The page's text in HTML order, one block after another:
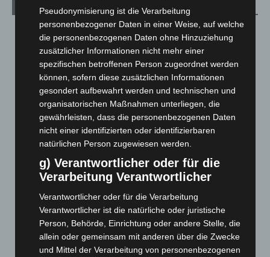
Archiv
August 2026
Juli 2026(73)
Juni 2026(139)
Mai 2026(99)
April 2026(99)
März 2026(115)
Februar 2026(109)
Januar 2026(122)
Dezember 2025(103)
November 2025(114)
Oktober 2025(112)
September 2025
August 2025(90)
Pseudonymisierung ist die Verarbeitung
personenbezogener Daten in einer Weise, auf welche
die personenbezogenen Daten ohne Hinzuziehung
zusätzlicher Informationen nicht mehr einer
spezifischen betroffenen Person zugeordnet werden
können, sofern diese zusätzlichen Informationen
gesondert aufbewahrt werden und technischen und
organisatorischen Maßnahmen unterliegen, die
gewährleisten, dass die personenbezogenen Daten
nicht einer identifizierten oder identifizierbaren
natürlichen Person zugewiesen werden.
g) Verantwortlicher oder für die
Verarbeitung Verantwortlicher
Verantwortlicher oder für die Verarbeitung
Verantwortlicher ist die natürliche oder juristische
Person, Behörde, Einrichtung oder andere Stelle, die
allein oder gemeinsam mit anderen über die Zwecke
und Mittel der Verarbeitung von personenbezogenen